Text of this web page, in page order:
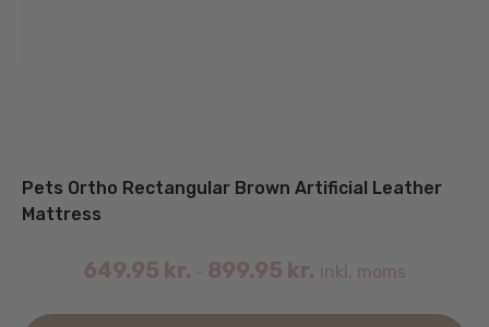
Pets Ortho Rectangular Brown Artificial Leather
Mattress
649.95 kr. – 899.95 kr. inkl. moms